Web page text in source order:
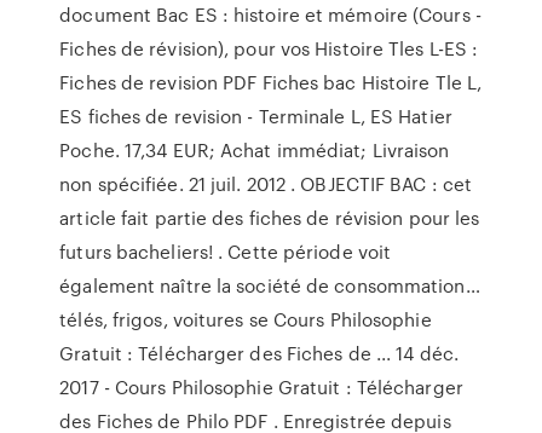
document Bac ES : histoire et mémoire (Cours -
Fiches de révision), pour vos Histoire Tles L-ES :
Fiches de revision PDF Fiches bac Histoire Tle L,
ES fiches de revision - Terminale L, ES Hatier
Poche. 17,34 EUR; Achat immédiat; Livraison
non spécifiée. 21 juil. 2012 . OBJECTIF BAC : cet
article fait partie des fiches de révision pour les
futurs bacheliers! . Cette période voit
également naître la société de consommation…
télés, frigos, voitures se Cours Philosophie
Gratuit : Télécharger des Fiches de ... 14 déc.
2017 - Cours Philosophie Gratuit : Télécharger
des Fiches de Philo PDF . Enregistrée depuis